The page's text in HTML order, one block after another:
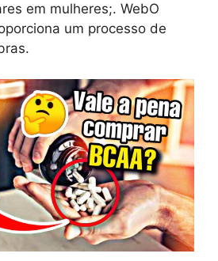
em mulheres;. WebO
um processo de